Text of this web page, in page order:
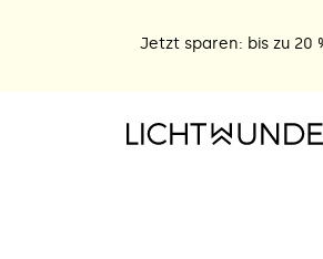
Jetzt sparen: bis zu 20